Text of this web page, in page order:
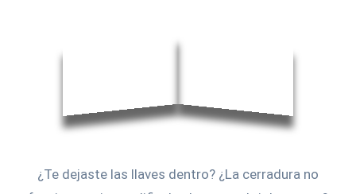
¿Te dejaste las llaves dentro? ¿La cerradura no